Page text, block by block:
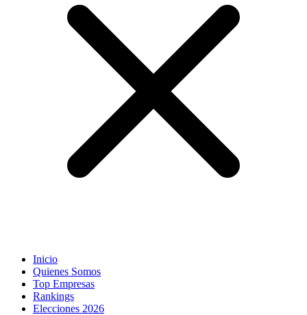
Inicio
Quienes Somos
Top Empresas
Rankings
Elecciones 2026